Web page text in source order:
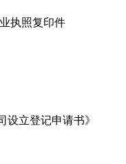
执照复印件
立登记申请书》